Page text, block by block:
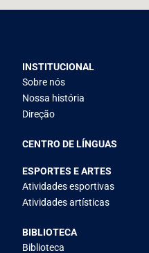
INSTITUCIONAL
Sobre nós
Nossa história
Direção
CENTRO DE LÍNGUAS
ESPORTES E ARTES
Atividades esportivas
Atividades artísticas
BIBLIOTECA
Biblioteca